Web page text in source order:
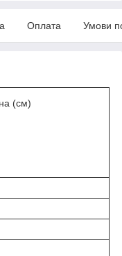
Оплата Умови
(см)